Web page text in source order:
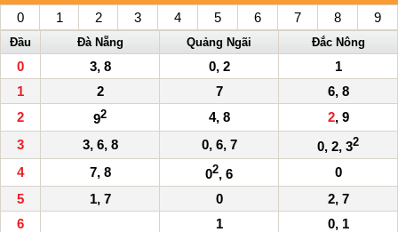
0 1 2 3 4 5 6 7 8 9
Đầu Đà Nẵng Quảng Ngãi Đắc Nông
0 3, 8 0, 2
1
1
2 7
6, 8
2
92 4, 8 2, 9
3
3, 6, 8 0, 6, 7 0, 2, 32
4 7, 8 02, 6
0
5
1, 7 0
2, 7
6
1
0, 1